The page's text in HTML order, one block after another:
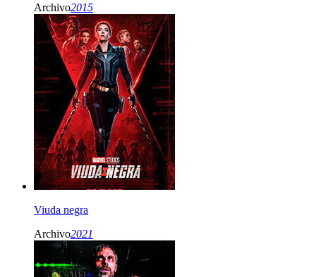
Archivo2015
Viuda negra
Archivo2021